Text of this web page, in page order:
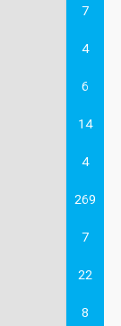
7
4
6
14
4
269
7
22
8